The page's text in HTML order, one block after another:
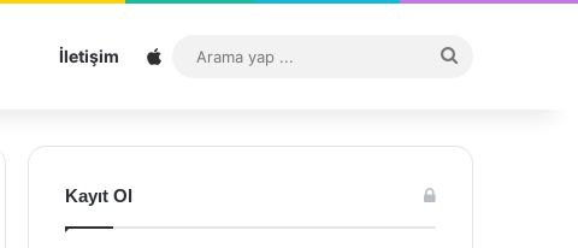
İletişim Sitemap
...
Kayıt Ol